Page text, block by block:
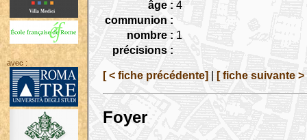
avec :
âge : 4
communion :
nombre : 1
précisions :
[ < fiche précédente] [ fiche suivante >
Foyer